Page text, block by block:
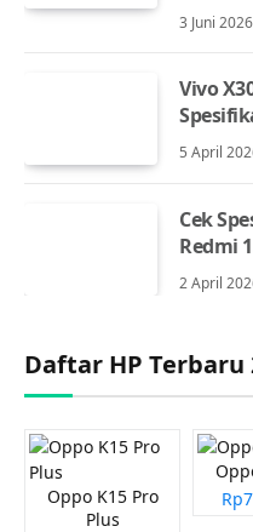
3 Juni 2026
Vivo
5 April
Cek
Redmi
2 April
Daftar HP Terbaru
Oppo K15 Pro
Plus